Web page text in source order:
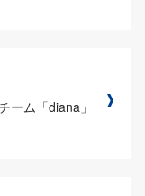
ーム「diana」